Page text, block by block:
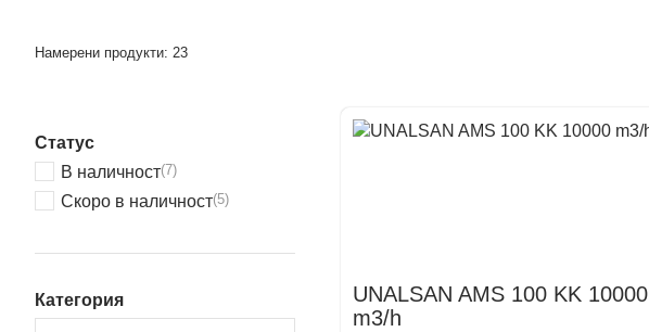
Намерени продукти: 23
Статус
В наличност(7)
Скоро в наличност(5)
Категория
UNALSAN AMS 100 KK 10000
m3/h